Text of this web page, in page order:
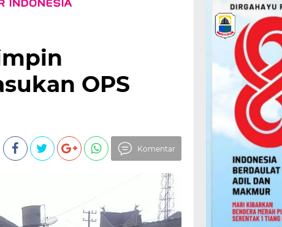
OPS
Komentar